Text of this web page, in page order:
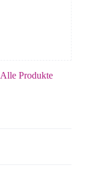
Alle Produkte